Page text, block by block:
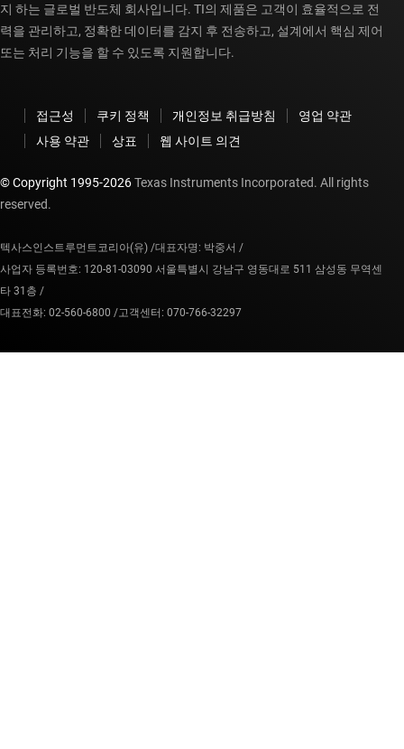
지 하는 글로벌 반도체 회사입니다. TI의 제품은 고객이 효율적으로 전
력을 관리하고, 정확한 데이터를 감지 후 전송하고, 설계에서 핵심 제어
또는 처리 기능을 할 수 있도록 지원합니다.
접근성 쿠키 정책 개인정보 취급방침
영업 약관
사용 약관
상표 웹 사이트 의견
© Copyright 1995-2026Texas Instruments Incorporated. All rights
reserved.
텍사스인스트루먼트코리아(유) /대표자명: 박중서 /
사업자 등록번호: 120-81-03090 서울특별시 강남구 영동대로 511 삼성동 무역센
타 31층 /
대표전화: 02-560-6800 /고객센터: 070-766-32297